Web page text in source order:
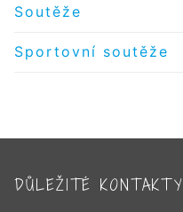
Soutěže
Sportovní soutěže
DŮLEŽITÉ KONTAKTY